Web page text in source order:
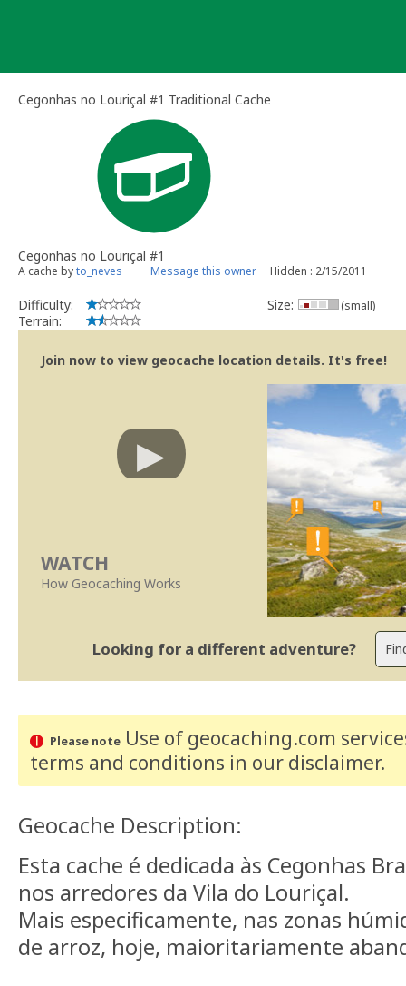
Cegonhas no Louriçal #1 Traditional Cache
Cegonhas no Louriçal #1
A cache byto_neves Message this owner Hidden : 2/15/2011
Difficulty:
Terrain:
Size: (small)
Join now to view geocache location details. It's free!
WATCH
How Geocaching Works
Looking for a different adventure?
Please noteUse of geocaching.com
terms and conditions in our disclaimer.
Geocache Description:
Esta cache é dedicada às Cegonhas
nos arredores da Vila do Louriçal.
Mais especificamente, nas zonas
de arroz, hoje, maioritariamente